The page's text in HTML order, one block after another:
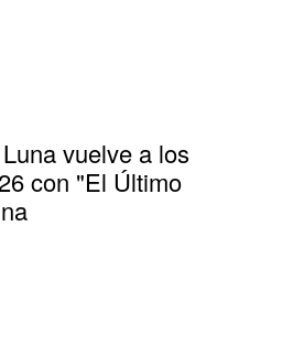
vuelve a los
con "El Último